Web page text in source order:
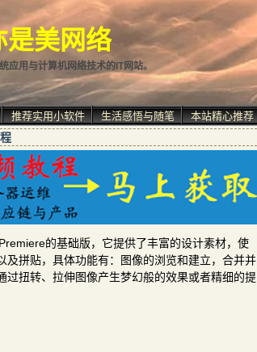
是美网络
应用与计算机网络技术的IT网站。
推荐实用小软件 生活感悟与随笔 本站精心推荐
的基础版，它提供了丰富的设计素材，使
拼贴，具体功能有：图像的浏览和建立，合并并
扭转、拉伸图像产生梦幻般的效果或者精细的提